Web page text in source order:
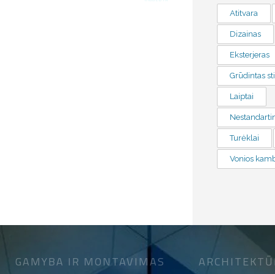
Atitvara
Dizainas
Eksterjeras
Grūdintas
Laiptai
Turėklai
Vonios
GAMYBA IR MONTAVIMAS